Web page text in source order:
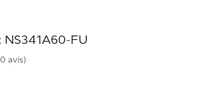
NS341A60-FU
avis)